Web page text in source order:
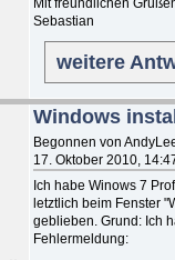
Sebastian
weitere
Windows
Begonnen von
17. Oktober 2010,
Ich habe Winows 7
letztlich beim Fenster
geblieben. Grund: Ich
Fehlermeldung: